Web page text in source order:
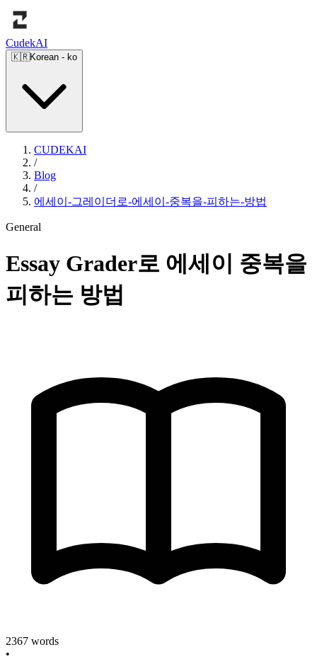
CudekAI
🇰🇷Korean - ko
CUDEKAI
/
Blog
/
에세이-그레이더로-에세이-중복을-피하는-방법
General
Essay Grader로 에세이 중복을
피하는 방법
2367 words
•